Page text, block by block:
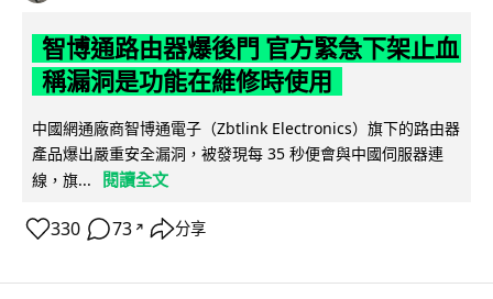
智博通路由器爆後門 官方緊急下架止血
稱漏洞是功能在維修時使用
中國網通廠商智博通電子（Zbtlink Electronics）旗下的路由器
產品爆出嚴重安全漏洞，被發現每 35 秒便會與中國伺服器連
線，旗...
閱讀全文
330 73 ↗ 分享